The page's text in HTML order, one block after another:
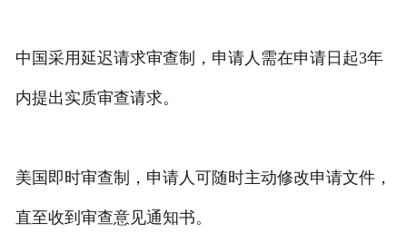
中国采用延迟请求审查制，申请人需在申请日起3年
内提出实质审查请求。
美国即时审查制，申请人可随时主动修改申请文件，
直至收到审查意见通知书。